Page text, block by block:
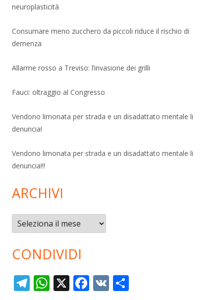
neuroplasticità
Consumare meno zucchero da piccoli riduce il rischio di
demenza
Allarme rosso a Treviso: l’invasione dei grilli
Fauci: oltraggio al Congresso
Vendono limonata per strada e un disadattato mentale li
denuncia!
Vendono limonata per strada e un disadattato mentale li
denuncia!!!
ARCHIVI
Archivi
CONDIVIDI
T W X F V